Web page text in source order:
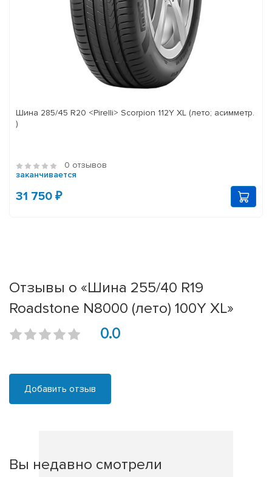
Шина 285/45 R20 <Pirelli> Scorpion 112Y XL (лето; асимметр.
)
0 отзывов
заканчивается
31 750 ₽
Отзывы о «Шина 255/40 R19
Roadstone N8000 (лето) 100Y XL»
0.0
Добавить отзыв
Вы недавно смотрели